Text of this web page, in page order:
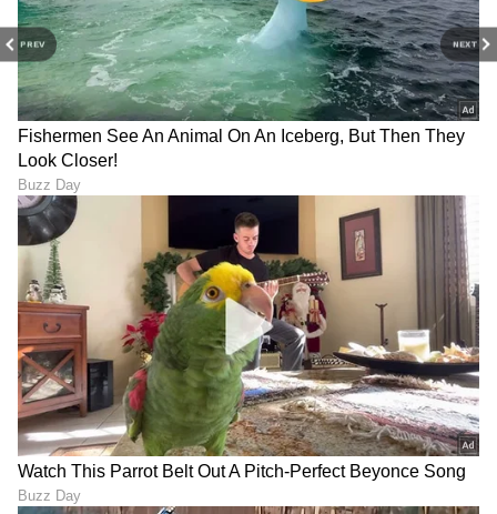
PREV NEXT
Image Credit : Shutterstock
‘ಮನೆಯಿಂದಲೇ ಕೆಲಸ ಮಾಡಿ ಎಂದ ಮೆಟಾ!
ಉದ್ಯೋಗ ಕಡಿತದ ಆತಂಕದ ನಡುವೆಯೇ, ಉತ್ತರ
ಅಮೆರಿಕದ ಉದ್ಯೋಗಿಗಳಿಗೆ ಬುಧವಾರ ಮನೆಯಿಂದಲೇ
ಕೆಲಸ ಮಾಡುವಂತೆ ಕಂಪನಿ ಸೂಚಿಸಿದೆ. ಇದರಿಂದ ಮೆಟಾದ
ಒಳಾಂಗಣ ಬದಲಾವಣೆಗಳು ಇನ್ನಷ್ಟು ವೇಗ ಪಡೆಯುತ್ತಿರುವ
ಸೂಚನೆ ಸಿಕ್ಕಿದೆ.